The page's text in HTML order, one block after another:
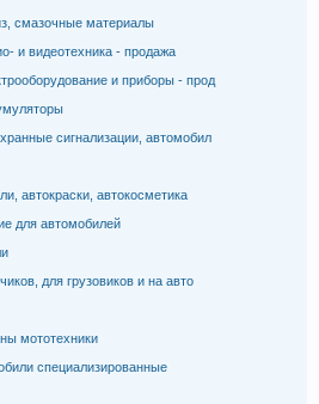
смазочные материалы
и видеотехника - продажа
и приборы - прод
сигнализации, автомобил
автокраски, автокосметика
для автомобилей
для грузовиков и на авто
мототехники
специализированные